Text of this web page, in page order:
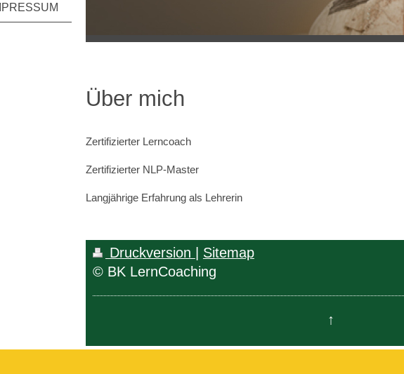
Über mich
Zertifizierter Lerncoach
Zertifizierter NLP-Master
Langjährige Erfahrung als Lehrerin
Druckversion
Sitemap
© BK LernCoaching
↑